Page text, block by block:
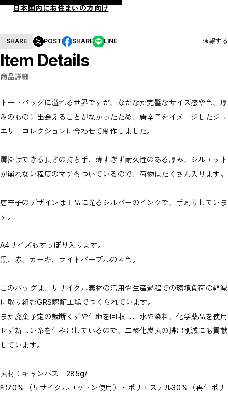
日本国内にお住まいの方向け
SHARE POST SHARE LINE 通報する
Item Details
商品詳細
トートバッグに溢れる世界ですが、なかなか完璧なサイズ感や色、厚
みのものに出会えることがなかったため、唐辛子をイメージしたジュ
エリーコレクションに合わせて制作しました。
肩掛けできる長さの持ち手、薄すぎず耐久性のある厚み、シルエット
が崩れない程度のマチもついているので、荷物はたくさん入ります。
唐辛子のデザインは上品に光るシルバーのインクで、手刷りしていま
す。
A4サイズもすっぽり入ります。
黒、赤、カーキ、ライトパープルの４色。
このバッグは、リサイクル素材の活用や生産過程での環境負荷の軽減
に取り組むGRS認証工場でつくられています。
また廃棄予定の裁断くずや生地を回収し、水や染料、化学薬品を使用
せず新しい糸を生み出しているので、二酸化炭素の排出削減にも貢献
しています。
素材：キャンバス 285g/
綿70%（リサイクルコットン使用）・ポリエステル30%（再生ポリ